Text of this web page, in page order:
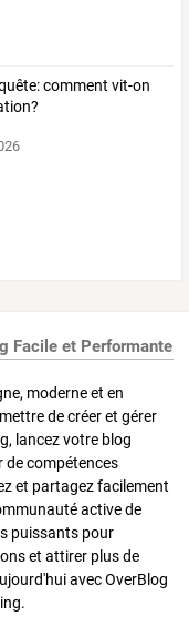
comment vit-on
Facile et Performante
moderne et en
de créer et gérer
lancez votre blog
de compétences
et partagez facilement
active de
puissants pour
et attirer plus de
avec OverBlog